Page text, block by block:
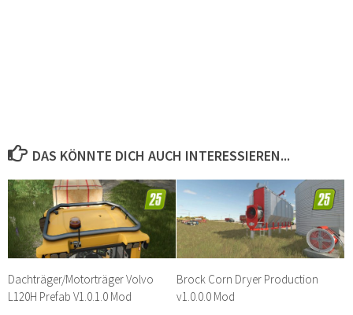
DAS KÖNNTE DICH AUCH INTERESSIEREN...
Dachträger/Motorträger Volvo
L120H Prefab V1.0.1.0 Mod
Brock Corn Dryer Production
v1.0.0.0 Mod